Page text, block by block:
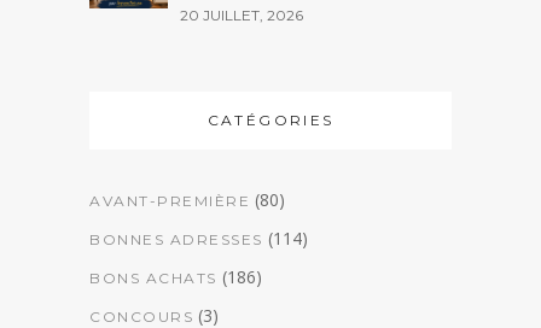
20 JUILLET, 2026
CATÉGORIES
AVANT-PREMIÈRE (80)
BONNES ADRESSES (114)
BONS ACHATS (186)
CONCOURS (3)